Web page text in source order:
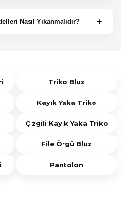
Triko bluz, kayık yaka
Nasıl Yıkanmalıdır? +
önerilir.
Triko Bluz
Kayık Yaka Triko
Çizgili Kayık Yaka Triko
File Örgü Bluz
Pantolon